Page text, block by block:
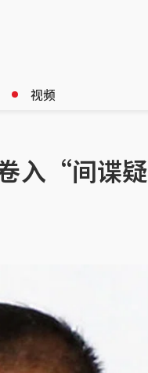
视频
入“间谍